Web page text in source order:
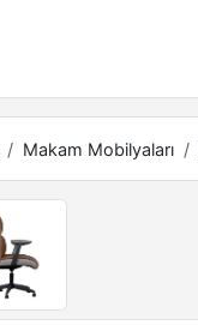
Makam Mobilyaları